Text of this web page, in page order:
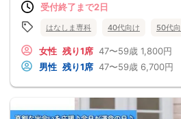
受付終了まで2日
はなしま専科 40代向け 50代
女性 残り1席 47〜59歳 1,800円
男性 残り1席 47〜59歳 6,700円